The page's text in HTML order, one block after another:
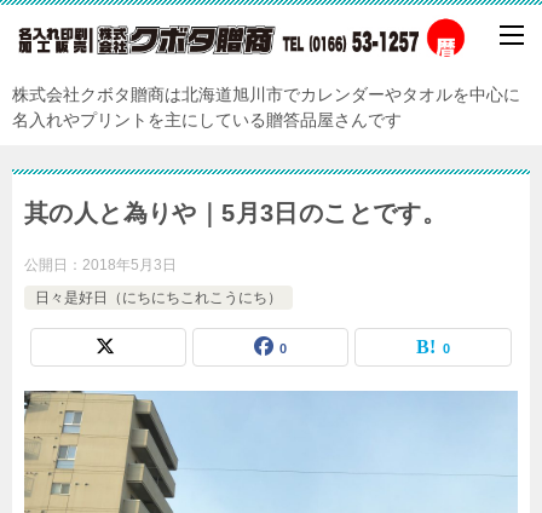
株式会社クボタ贈商は北海道旭川市でカレンダーやタオルを中心に
名入れやプリントを主にしている贈答品屋さんです
其の人と為りや｜5月3日のことです。
公開日： 2018年5月3日
日々是好日（にちにちこれこうにち）
0 0